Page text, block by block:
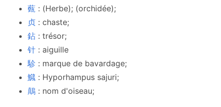
薽 : (Herbe); (orchidée);
贞 : chaste;
鉆 : trésor;
针 : aiguille
駗 : marque de bavardage;
鱵 : Hyporhampus sajuri;
鷏 : nom d'oiseau;